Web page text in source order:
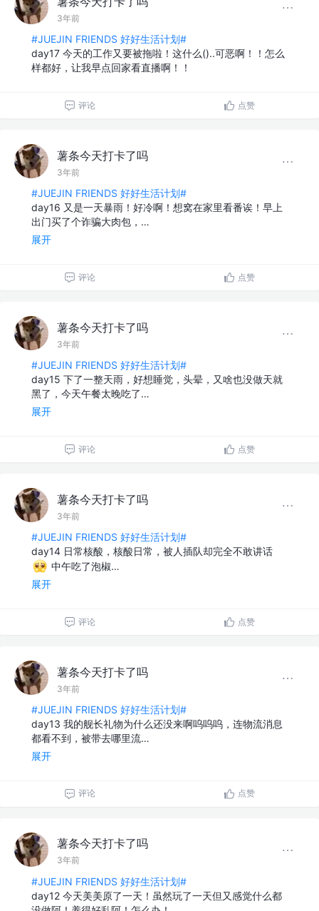
3年前
#JUEJIN FRIENDS 好好生活计划#
day17 今天的工作又要被拖啦！这什么()..可恶啊！！怎么
样都好，让我早点回家看直播啊！！
评论 点赞
薯条今天打卡了吗
3年前
#JUEJIN FRIENDS 好好生活计划#
day16 又是一天暴雨！好冷啊！想窝在家里看番诶！早上
出门买了个诈骗大肉包，…
展开
评论 点赞
薯条今天打卡了吗
3年前
#JUEJIN FRIENDS 好好生活计划#
day15 下了一整天雨，好想睡觉，头晕，又啥也没做天就
黑了，今天午餐太晚吃了…
展开
评论 点赞
薯条今天打卡了吗
3年前
#JUEJIN FRIENDS 好好生活计划#
day14 日常核酸，核酸日常，被人插队却完全不敢讲话
中午吃了泡椒…
展开
评论 点赞
薯条今天打卡了吗
3年前
#JUEJIN FRIENDS 好好生活计划#
day13 我的舰长礼物为什么还没来啊呜呜呜，连物流消息
都看不到，被带去哪里流…
展开
评论 点赞
薯条今天打卡了吗
3年前
#JUEJIN FRIENDS 好好生活计划#
day12 今天美美原了一天！虽然玩了一天但又感觉什么都